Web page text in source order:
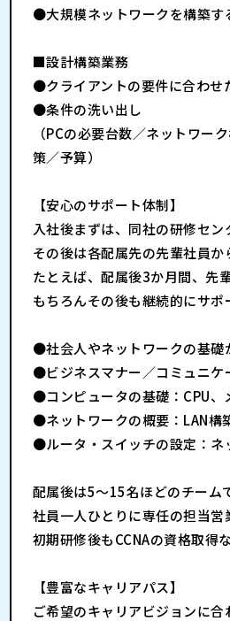
●大規模ネットワークを構築す
■設計構築業務
●クライアントの要件に合わせ
●条件の洗い出し
（PCの必要台数／ネットワー
策／予算）
【安心のサポート体制】
入社後まずは、同社の研修セン
その後は各配属先の先輩社員
たとえば、配属後3か月間、先
もちろんその後も継続的にサ
●社会人やネットワークの基礎
●ビジネスマナー／コミュニケ
●コンピュータの基礎：CPU、
●ネットワークの概要：LAN構
●ルータ・スイッチの設定：ネ
配属後は5～15名ほどのチーム
社員一人ひとりに専任の担当営
初期研修後もCCNAの資格取得
【豊富なキャリアパス】
ご希望のキャリアビジョンに合